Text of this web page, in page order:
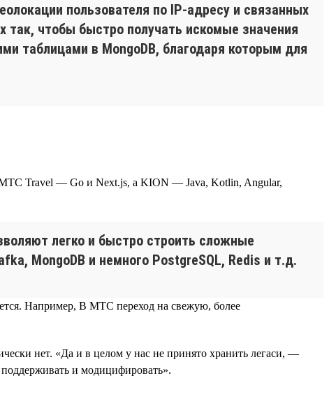
пользователя по IP-адресу и связанных
так, чтобы быстро получать искомые значения
таблицами в MongoDB, благодаря которым для
МТС Travel — Go и Next.js, а KION — Java, Kotlin, Angular,
легко и быстро строить сложные
MongoDB и немного PostgreSQL, Redis и т.д.
Например, В МТС переход на свежую, более
нет. «Да и в целом у нас не принято хранить легаси, —
и модицифировать».